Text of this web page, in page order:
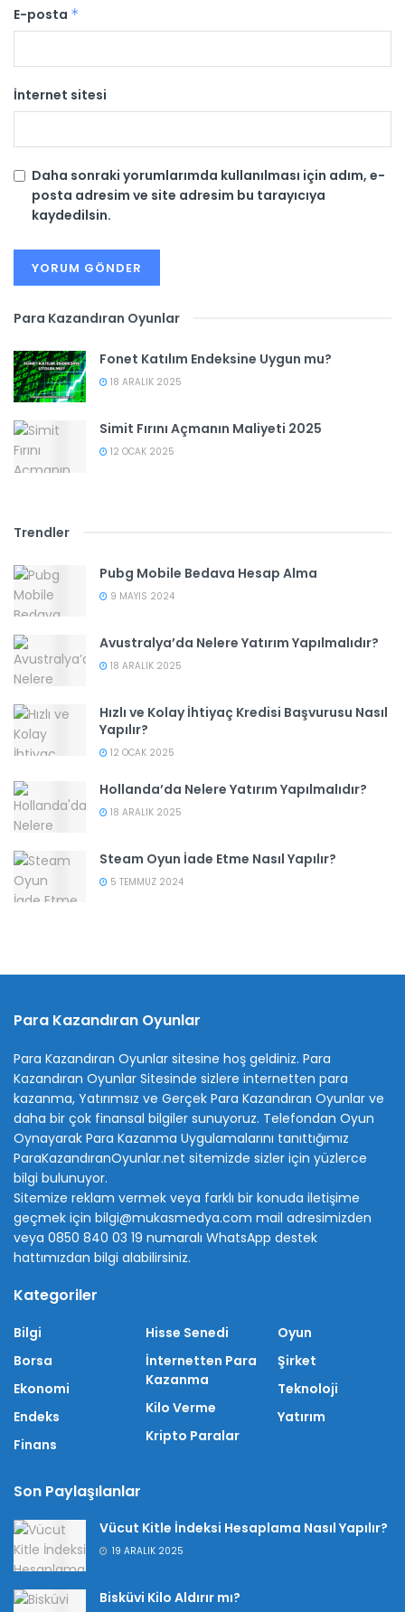
E-posta *
İnternet sitesi
Daha sonraki yorumlarımda kullanılması için adım, e-
posta adresim ve site adresim bu tarayıcıya
kaydedilsin.
Para Kazandıran Oyunlar
Fonet Katılım Endeksine Uygun mu?
18 ARALIK 2025
Simit Fırını Açmanın Maliyeti 2025
12 OCAK 2025
Trendler
Pubg Mobile Bedava Hesap Alma
9 MAYIS 2024
Avustralya’da Nelere Yatırım Yapılmalıdır?
18 ARALIK 2025
Hızlı ve Kolay İhtiyaç Kredisi Başvurusu Nasıl
Yapılır?
12 OCAK 2025
Hollanda’da Nelere Yatırım Yapılmalıdır?
18 ARALIK 2025
Steam Oyun İade Etme Nasıl Yapılır?
5 TEMMUZ 2024
Para Kazandıran Oyunlar
Para Kazandıran Oyunlar sitesine hoş geldiniz. Para
Kazandıran Oyunlar Sitesinde sizlere internetten para
kazanma, Yatırımsız ve Gerçek Para Kazandıran Oyunlar ve
daha bir çok finansal bilgiler sunuyoruz. Telefondan Oyun
Oynayarak Para Kazanma Uygulamalarını tanıttığımız
ParaKazandıranOyunlar.net sitemizde sizler için yüzlerce
bilgi bulunuyor.
Sitemize reklam vermek veya farklı bir konuda iletişime
geçmek için bilgi@mukasmedya.com mail adresimizden
veya 0850 840 03 19 numaralı WhatsApp destek
hattımızdan bilgi alabilirsiniz.
Kategoriler
Bilgi
Borsa
Ekonomi
Endeks
Finans
Hisse Senedi
İnternetten Para
Kazanma
Kilo Verme
Kripto Paralar
Oyun
Şirket
Teknoloji
Yatırım
Son Paylaşılanlar
Vücut Kitle İndeksi Hesaplama Nasıl Yapılır?
19 ARALIK 2025
Bisküvi Kilo Aldırır mı?